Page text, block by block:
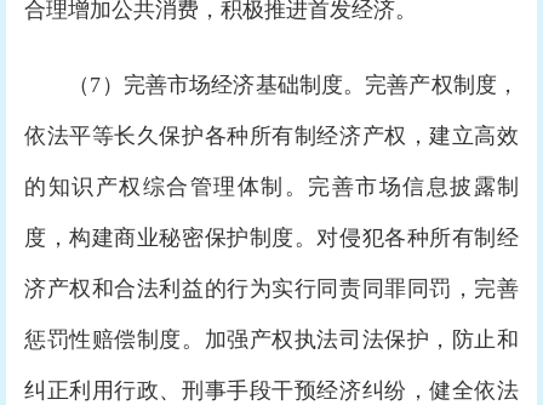
合理增加公共消费，积极推进首发经济。
（7）完善市场经济基础制度。完善产权制度，
依法平等长久保护各种所有制经济产权，建立高效
的知识产权综合管理体制。完善市场信息披露制
度，构建商业秘密保护制度。对侵犯各种所有制经
济产权和合法利益的行为实行同责同罪同罚，完善
惩罚性赔偿制度。加强产权执法司法保护，防止和
纠正利用行政、刑事手段干预经济纠纷，健全依法